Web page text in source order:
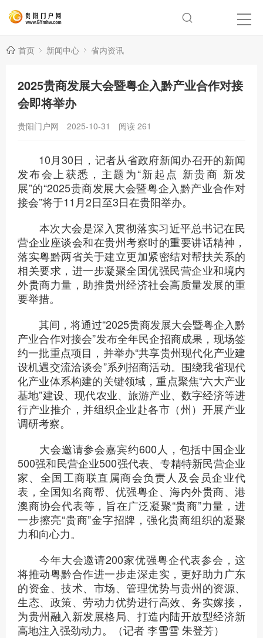
首页 新闻中心 省内资讯
2025贵商发展大会暨粤企入黔产业合作对接
会即将举办
贵阳门户网 2025-10-31 阅读 261
10月30日，记者从省政府新闻办召开的新闻
发布会上获悉，主题为“新起点 新贵商 新发
展”的“2025贵商发展大会暨粤企入黔产业合作对
接会”将于11月2日至3日在贵阳举办。
本次大会是深入贯彻落实习近平总书记在民
营企业座谈会和在贵州考察时的重要讲话精神，
落实粤黔两省关于建立更加紧密结对帮扶关系的
相关要求，进一步凝聚全国优强民营企业和境内
外贵商力量，助推贵州经济社会高质量发展的重
要举措。
其间，将通过“2025贵商发展大会暨粤企入黔
产业合作对接会”发布全年民企招商成果，现场签
约一批重点项目，并举办“共享贵州现代化产业建
设机遇交流洽谈会”系列招商活动。围绕我省现代
化产业体系构建的关键领域，重点聚焦“六大产业
基地”建设、现代农业、旅游产业、数字经济等进
行产业推介，并组织企业赴各市（州）开展产业
调研考察。
大会邀请参会嘉宾约600人，包括中国企业
500强和民营企业500强代表、专精特新民营企业
家、全国工商联直属商会负责人及会员企业代
表，全国知名商帮、优强粤企、海内外贵商、港
澳商协会代表等，旨在广泛凝聚“贵商”力量，进
一步擦亮“贵商”金字招牌，强化贵商组织的凝聚
力和向心力。
今年大会邀请200家优强粤企代表参会，这
将推动粤黔合作进一步走深走实，更好助力广东
的资金、技术、市场、管理优势与贵州的资源、
生态、政策、劳动力优势进行高效、务实嫁接，
为贵州融入新发展格局、打造内陆开放型经济新
高地注入强劲动力。（记者 李雪雪 朱登芳）